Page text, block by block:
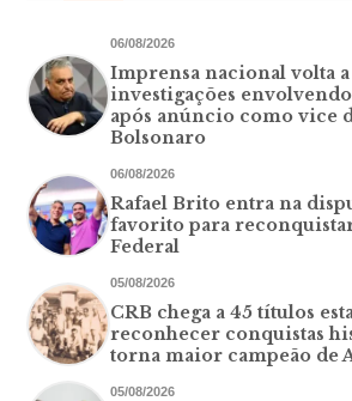
06/08/2026
Imprensa nacional volta
investigações
após anúncio como vice
Bolsonaro
06/08/2026
Rafael Brito entra na
favorito para
Federal
05/08/2026
CRB chega a 45 títulos
reconhecer conquistas
torna maior campeão de
05/08/2026